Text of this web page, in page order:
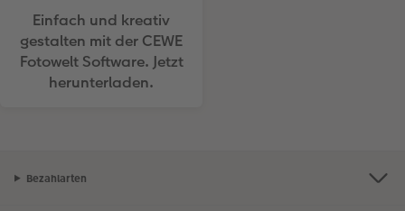
Einfach und kreativ
gestalten mit der CEWE
Fotowelt Software. Jetzt
herunterladen.
Bezahlarten